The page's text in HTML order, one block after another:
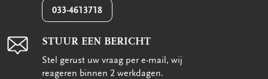
033-4613718
STUUR EEN BERICHT
Stel gerust uw vraag per e-mail, wij
reageren binnen 2 werkdagen.